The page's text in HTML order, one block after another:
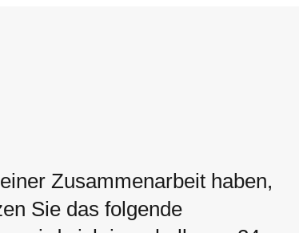
Zusammenarbeit haben,
Sie das folgende